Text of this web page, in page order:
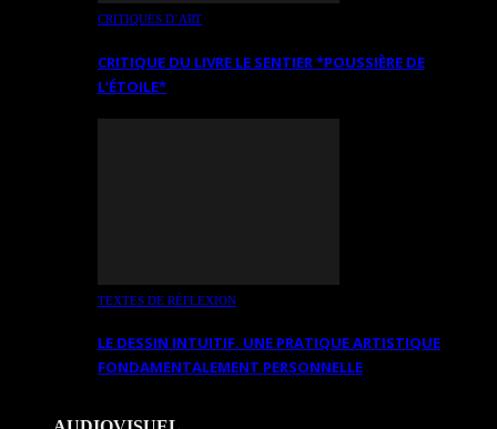
CRITIQUES D’ART
CRITIQUE DU LIVRE LE SENTIER *POUSSIÈRE DE
L’ÉTOILE*
TEXTES DE RÉFLEXION
LE DESSIN INTUITIF. UNE PRATIQUE ARTISTIQUE
FONDAMENTALEMENT PERSONNELLE